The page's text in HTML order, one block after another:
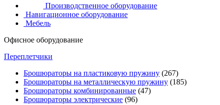
Производственное оборудование
Навигационное оборудование
Мебель
Офисное оборудование
Переплетчики
Брошюраторы на пластиковую пружину (267)
Брошюраторы на металлическую пружину (185)
Брошюраторы комбинированные (47)
Брошюраторы электрические (96)